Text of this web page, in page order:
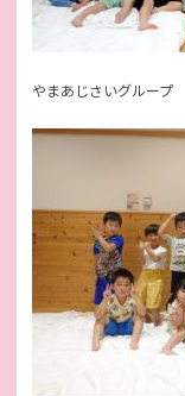
やまあじさいグループ